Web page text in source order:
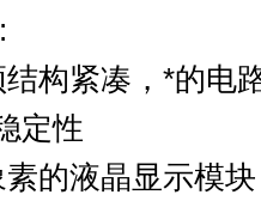
构紧凑，*的电
定性
的液晶显示模